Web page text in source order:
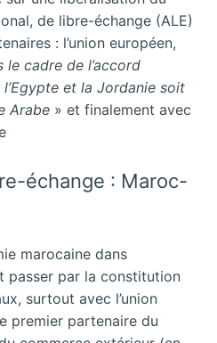
de libre-échange (ALE)
: l’union européen,
le cadre de l’accord
l’Egypte et la Jordanie soit
Arabe » et finalement avec
échange : Maroc-
marocaine dans
passer par la constitution
surtout avec l’union
premier partenaire du